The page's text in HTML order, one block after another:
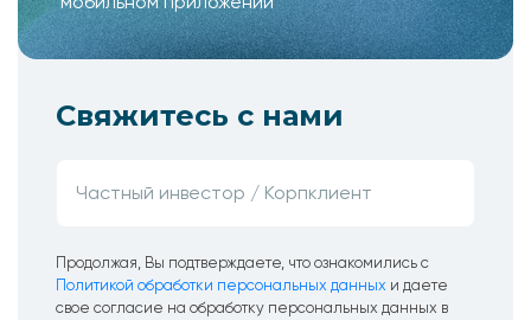
Свяжитесь с нами
Продолжая, Вы подтверждаете, что ознакомились с
Политикой обработки персональных данных и даете
свое согласие на обработку персональных данных в